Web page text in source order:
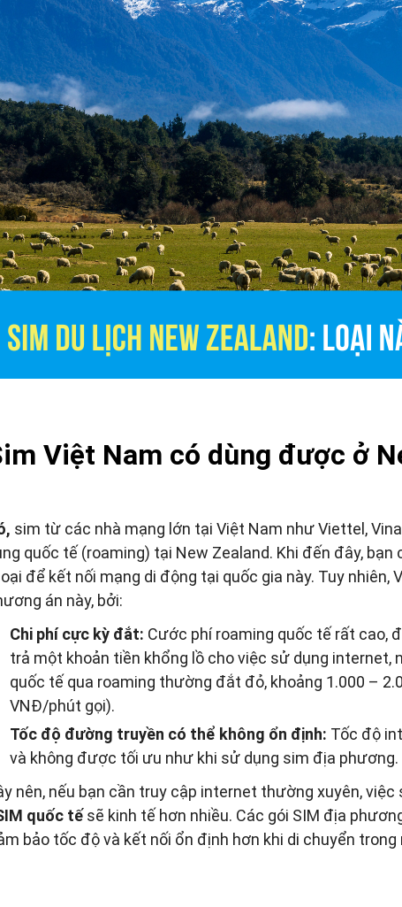
Việt Nam có dùng được ở
sim từ các nhà mạng lớn tại Việt Nam như Viettel,
quốc tế (roaming) tại New Zealand. Khi đến đây,
để kết nối mạng di động tại quốc gia này. Tuy nhiên,
án này, bởi:
Chi phí cực kỳ đắt: Cước phí roaming quốc tế rất cao,
trả một khoản tiền khổng lồ cho việc sử dụng internet,
quốc tế qua roaming thường đắt đỏ, khoảng 1.000 –
VNĐ/phút gọi).
Tốc độ đường truyền có thể không ổn định: Tốc độ
và không được tối ưu như khi sử dụng sim địa phương.
nên, nếu bạn cần truy cập internet thường xuyên, việc
quốc tế sẽ kinh tế hơn nhiều. Các gói SIM địa
bảo tốc độ và kết nối ổn định hơn khi di chuyển trong